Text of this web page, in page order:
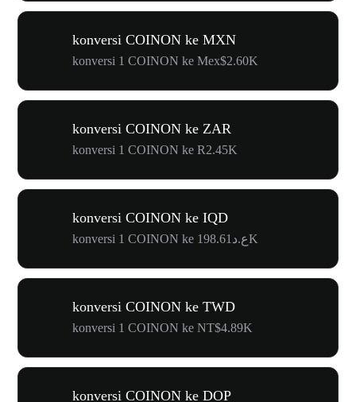
konversi COINON ke MXN
konversi 1 COINON ke Mex$2.60K
konversi COINON ke ZAR
konversi 1 COINON ke R2.45K
konversi COINON ke IQD
konversi 1 COINON ke ع.د198.61K
konversi COINON ke TWD
konversi 1 COINON ke NT$4.89K
konversi COINON ke DOP